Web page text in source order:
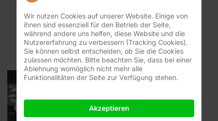
Michaela Bausewein
06181 953 30
+49 157 721 125 51
Wir nutzen Cookies auf unserer Website. Einige von
ihnen sind essenziell für den Betrieb der Seite,
während andere uns helfen, diese Website und die
Nutzererfahrung zu verbessern (Tracking Cookies).
Sie können selbst entscheiden, ob Sie die Cookies
zulassen möchten. Bitte beachten Sie, dass bei einer
Ablehnung womöglich nicht mehr alle
Funktionalitäten der Seite zur Verfügung stehen.
Akzeptieren